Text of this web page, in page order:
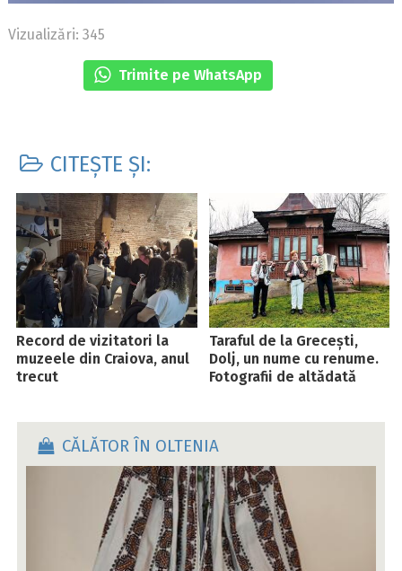
Vizualizări: 345
Trimite pe WhatsApp
CITEȘTE ȘI:
Record de vizitatori la
muzeele din Craiova, anul
trecut
Taraful de la Grecești,
Dolj, un nume cu renume.
Fotografii de altădată
CĂLĂTOR ÎN OLTENIA